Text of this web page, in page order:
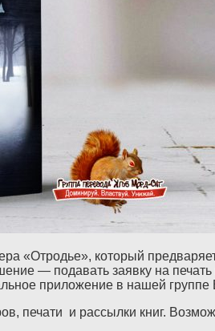
«Отродье», который
— подавать заявку на
приложение в нашей группе
печати и рассылки книг.